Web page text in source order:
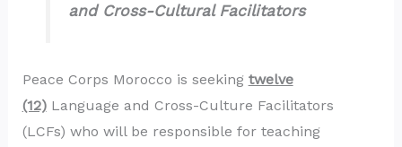
and Cross-Cultural Facilitators
Peace Corps Morocco is seeking twelve
(12)Language and Cross-Culture Facilitators
(LCFs) who will be responsible for teaching